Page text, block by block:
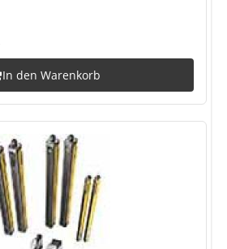
In den Warenkorb